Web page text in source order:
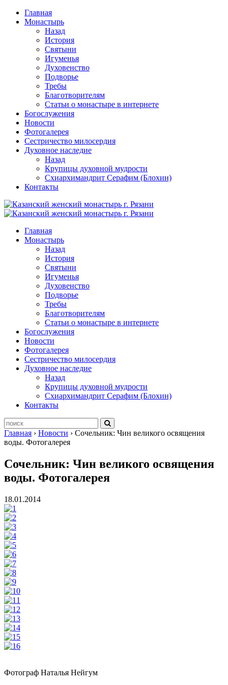
Перейти
содержимому
Главная
Монастырь
Назад
История
Святыни
Игуменья
Духовенство
Подворье
Требы
Благотворителям
Статьи о монастыре в интернете
Богослужения
Новости
Фотогалерея
Сестричество милосердия
Духовное наследие
Назад
Крупицы духовной мудрости
Схиархимандрит Серафим (Блохин)
Контакты
Главная
Монастырь
Назад
История
Святыни
Игуменья
Духовенство
Подворье
Требы
Благотворителям
Статьи о монастыре в интернете
Богослужения
Новости
Фотогалерея
Сестричество милосердия
Духовное наследие
Назад
Крупицы духовной мудрости
Схиархимандрит Серафим (Блохин)
Контакты
Главная › Новости › Сочельник: Чин великого освящения
воды. Фотогалерея
Сочельник: Чин великого освящения
воды. Фотогалерея
18.01.2014
Фотограф Наталья Нейгум